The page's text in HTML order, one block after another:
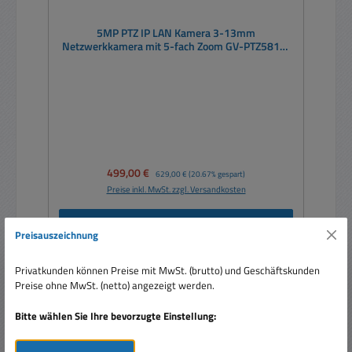
5MP PTZ IP LAN Kamera 3-13mm
Netzwerkkamera mit 5-fach Zoom GV-PTZ5810-
Verkaufspreis:
499,00 € Regulärer Preis:
629,00 € (20.67% gespart)
Preise inkl. MwSt. zzgl. Versandkosten
Nur 1 auf Lager!
%Rabatt
Preisauszeichnung
Privatkunden können Preise mit MwSt. (brutto) und Geschäftskunden
Preise ohne MwSt. (netto) angezeigt werden.
Bitte wählen Sie Ihre bevorzugte Einstellung: